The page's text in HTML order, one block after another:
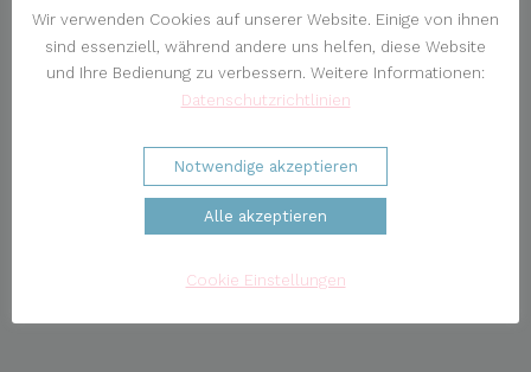
Wir verwenden Cookies auf unserer Website. Einige von ihnen
sind essenziell, während andere uns helfen, diese Website
und Ihre Bedienung zu verbessern. Weitere Informationen:
Datenschutzrichtlinien
Notwendige akzeptieren
Alle akzeptieren
Cookie Einstellungen